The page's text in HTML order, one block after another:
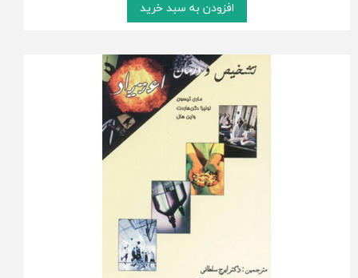
افزودن به سبد خرید